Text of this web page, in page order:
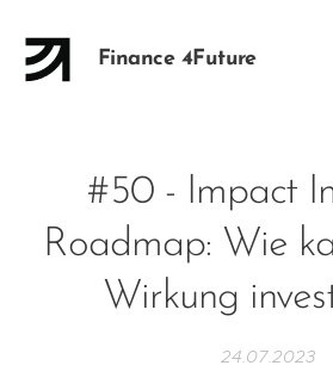
Finance 4Future
#50 - Impact
Roadmap: Wie
Wirkung
24.07.2023